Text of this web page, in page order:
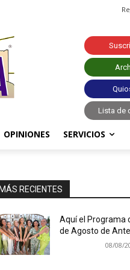
Lista de
OPINIONES SERVICIOS
RECIENTES
Aquí el Programa
de Agosto de
08/08/